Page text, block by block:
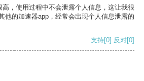
，使用过程中不会泄露个人信息，这让我很
他的加速器app，经常会出现个人信息泄露的
支持[0] 反对[0]